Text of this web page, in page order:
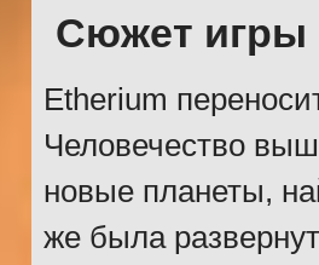
Сюжет игры
Etherium
Человечество
новые планеты,
же была